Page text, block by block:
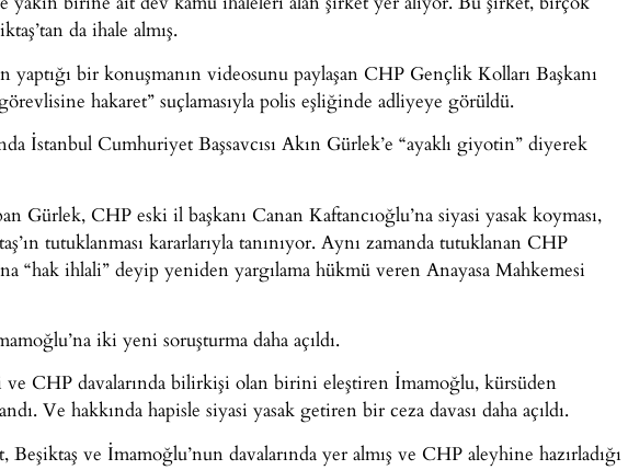
da ihale almış.
bir konuşmanın videosunu paylaşan CHP Gençlik Kolları Başkanı
hakaret” suçlamasıyla polis eşliğinde adliyeye görüldü.
İstanbul Cumhuriyet Başsavcısı Akın Gürlek’e “ayaklı giyotin” diyerek
Gürlek, CHP eski il başkanı Canan Kaftancıoğlu’na siyasi yasak koyması,
tutuklanması kararlarıyla tanınıyor. Aynı zamanda tutuklanan CHP
“hak ihlali” deyip yeniden yargılama hükmü veren Anayasa Mahkemesi
iki yeni soruşturma daha açıldı.
ve CHP davalarında bilirkişi olan birini eleştiren İmamoğlu, kürsüden
Ve hakkında hapisle siyasi yasak getiren bir ceza davası daha açıldı.
ve İmamoğlu’nun davalarında yer almış ve CHP aleyhine hazırladığı